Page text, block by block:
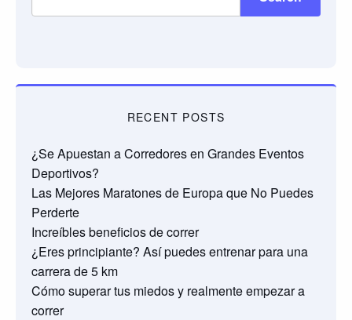
RECENT POSTS
¿Se Apuestan a Corredores en Grandes Eventos
Deportivos?
Las Mejores Maratones de Europa que No Puedes
Perderte
Increíbles beneficios de correr
¿Eres principiante? Así puedes entrenar para una
carrera de 5 km
Cómo superar tus miedos y realmente empezar a
correr